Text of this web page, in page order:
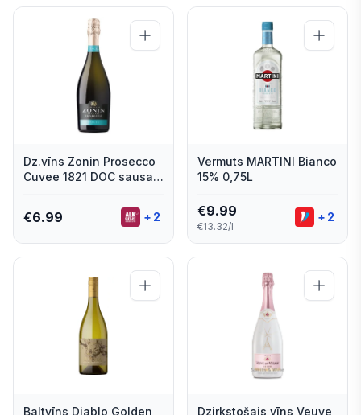
Dz.vīns Zonin Prosecco
Cuvee 1821 DOC sausais
€6.99 + 2
Vermuts MARTINI Bianco
15% 0,75L
€9.99
€13.32/l
+ 2
Baltvīns Diablo Golden
Dzirkstošais vīns Veuve